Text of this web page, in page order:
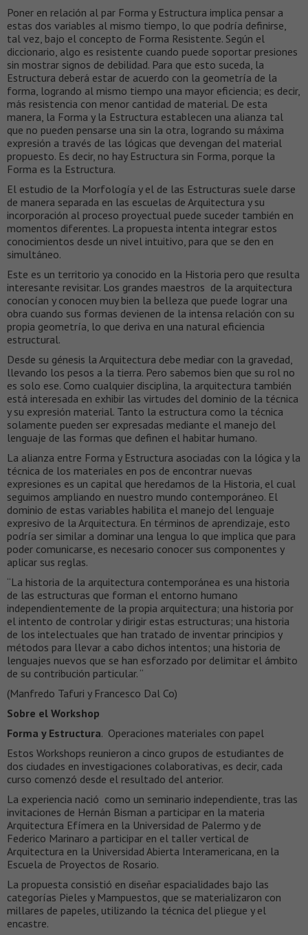
Poner en relación al par Forma y Estructura implica pensar a
estas dos variables al mismo tiempo, lo que podría definirse,
tal vez, bajo el concepto de Forma Resistente. Según el
diccionario, algo es resistente cuando puede soportar presiones
sin mostrar signos de debilidad. Para que esto suceda, la
Estructura deberá estar de acuerdo con la geometría de la
forma, logrando al mismo tiempo una mayor eficiencia; es decir,
más resistencia con menor cantidad de material. De esta
manera, la Forma y la Estructura establecen una alianza tal
que no pueden pensarse una sin la otra, logrando su máxima
expresión a través de las lógicas que devengan del material
propuesto. Es decir, no hay Estructura sin Forma, porque la
Forma es la Estructura.
El estudio de la Morfología y el de las Estructuras suele darse
de manera separada en las escuelas de Arquitectura y su
incorporación al proceso proyectual puede suceder también en
momentos diferentes. La propuesta intenta integrar estos
conocimientos desde un nivel intuitivo, para que se den en
simultáneo.
Este es un territorio ya conocido en la Historia pero que resulta
interesante revisitar. Los grandes maestros de la arquitectura
conocían y conocen muy bien la belleza que puede lograr una
obra cuando sus formas devienen de la intensa relación con su
propia geometría, lo que deriva en una natural eficiencia
estructural.
Desde su génesis la Arquitectura debe mediar con la gravedad,
llevando los pesos a la tierra. Pero sabemos bien que su rol no
es solo ese. Como cualquier disciplina, la arquitectura también
está interesada en exhibir las virtudes del dominio de la técnica
y su expresión material. Tanto la estructura como la técnica
solamente pueden ser expresadas mediante el manejo del
lenguaje de las formas que definen el habitar humano.
La alianza entre Forma y Estructura asociadas con la lógica y la
técnica de los materiales en pos de encontrar nuevas
expresiones es un capital que heredamos de la Historia, el cual
seguimos ampliando en nuestro mundo contemporáneo. El
dominio de estas variables habilita el manejo del lenguaje
expresivo de la Arquitectura. En términos de aprendizaje, esto
podría ser similar a dominar una lengua lo que implica que para
poder comunicarse, es necesario conocer sus componentes y
aplicar sus reglas.
“La historia de la arquitectura contemporánea es una historia
de las estructuras que forman el entorno humano
independientemente de la propia arquitectura; una historia por
el intento de controlar y dirigir estas estructuras; una historia
de los intelectuales que han tratado de inventar principios y
métodos para llevar a cabo dichos intentos; una historia de
lenguajes nuevos que se han esforzado por delimitar el ámbito
de su contribución particular. “
(Manfredo Tafuri y Francesco Dal Co)
Sobre el Workshop
Forma y Estructura. Operaciones materiales con papel
Estos Workshops reunieron a cinco grupos de estudiantes de
dos ciudades en investigaciones colaborativas, es decir, cada
curso comenzó desde el resultado del anterior.
La experiencia nació como un seminario independiente, tras las
invitaciones de Hernán Bisman a participar en la materia
Arquitectura Efímera en la Universidad de Palermo y de
Federico Marinaro a participar en el taller vertical de
Arquitectura en la Universidad Abierta Interamericana, en la
Escuela de Proyectos de Rosario.
La propuesta consistió en diseñar espacialidades bajo las
categorías Pieles y Mampuestos, que se materializaron con
millares de papeles, utilizando la técnica del pliegue y el
encastre.